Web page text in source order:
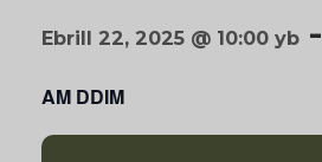
Ebrill 22, 2025 @ 10:00 yb -
AM DDIM